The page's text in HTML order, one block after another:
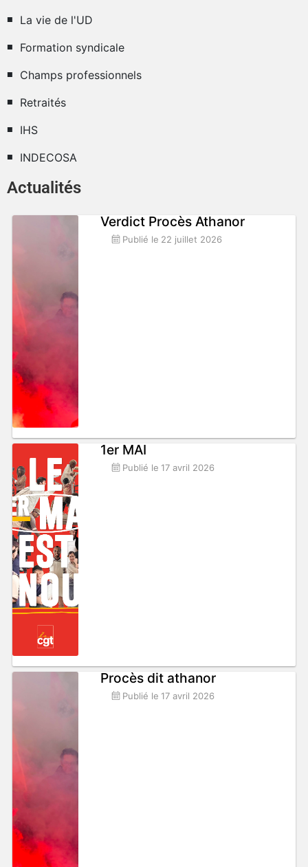
La vie de l'UD
Formation syndicale
Champs professionnels
Retraités
IHS
INDECOSA
Actualités
Verdict Procès Athanor
Publié le 22 juillet 2026
1er MAI
Publié le 17 avril 2026
Procès dit athanor
Publié le 17 avril 2026